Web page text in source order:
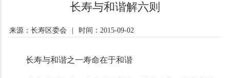
长寿与和谐解六则
来源：长寿区委会 时间：2015-09-02
长寿与和谐之一寿命在于和谐